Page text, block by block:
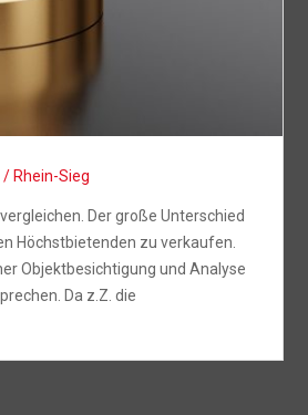
Rhein-Sieg
Der große Unterschied
Höchstbietenden zu verkaufen.
Objektbesichtigung und Analyse
Da z.Z. die